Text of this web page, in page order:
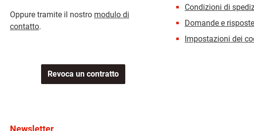
Oppure tramite il nostro modulo di
contatto.
Revoca un contratto
Condizioni di
Domande e risposte
Impostazioni dei
Newsletter